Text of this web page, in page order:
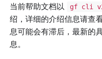
当前帮助文档以 gf cli
绍，详细的介绍信息请查
息可能会有滞后，最新的
息。